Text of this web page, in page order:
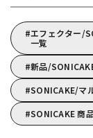
エフェクター/
一覧
新品/
SONICAKE/マ
SONICAKE 商